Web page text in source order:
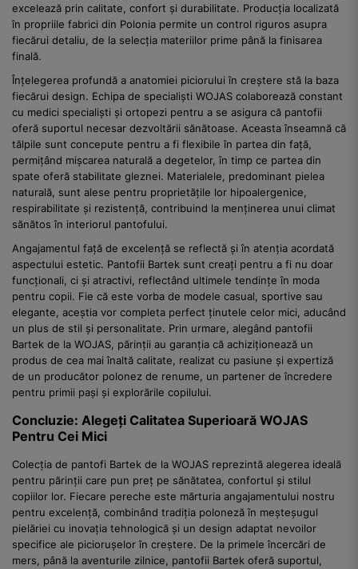
excelează prin calitate, confort și durabilitate. Producția localizată
în propriile fabrici din Polonia permite un control riguros asupra
fiecărui detaliu, de la selecția materiilor prime până la finisarea
finală.
Înțelegerea profundă a anatomiei piciorului în creștere stă la baza
fiecărui design. Echipa de specialiști WOJAS colaborează constant
cu medici specialiști și ortopezi pentru a se asigura că pantofii
oferă suportul necesar dezvoltării sănătoase. Aceasta înseamnă că
tălpile sunt concepute pentru a fi flexibile în partea din față,
permițând mișcarea naturală a degetelor, în timp ce partea din
spate oferă stabilitate gleznei. Materialele, predominant pielea
naturală, sunt alese pentru proprietățile lor hipoalergenice,
respirabilitate și rezistență, contribuind la menținerea unui climat
sănătos în interiorul pantofului.
Angajamentul față de excelență se reflectă și în atenția acordată
aspectului estetic. Pantofii Bartek sunt creați pentru a fi nu doar
funcționali, ci și atractivi, reflectând ultimele tendințe în moda
pentru copii. Fie că este vorba de modele casual, sportive sau
elegante, aceștia vor completa perfect ținutele celor mici, aducând
un plus de stil și personalitate. Prin urmare, alegând pantofii
Bartek de la WOJAS, părinții au garanția că achiziționează un
produs de cea mai înaltă calitate, realizat cu pasiune și expertiză
de un producător polonez de renume, un partener de încredere
pentru primii pași și explorările copilului.
Concluzie: Alegeți Calitatea Superioară WOJAS
Pentru Cei Mici
Colecția de pantofi Bartek de la WOJAS reprezintă alegerea ideală
pentru părinții care pun preț pe sănătatea, confortul și stilul
copiilor lor. Fiecare pereche este mărturia angajamentului nostru
pentru excelență, combinând tradiția poloneză în meșteșugul
pielăriei cu inovația tehnologică și un design adaptat nevoilor
specifice ale piciorușelor în creștere. De la primele încercări de
mers, până la aventurile zilnice, pantofii Bartek oferă suportul,